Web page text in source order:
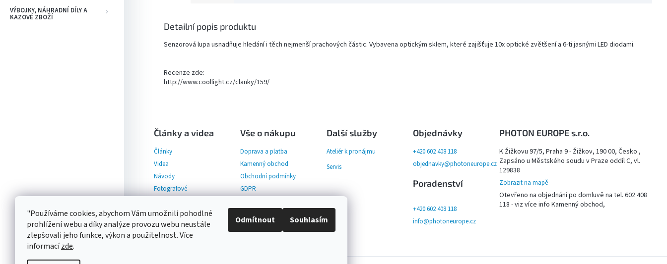
"Používáme cookies, abychom Vám umožnili pohodlné
prohlížení webu a díky analýze provozu webu neustále
zlepšovali jeho funkce, výkon a použitelnost. Více
informacízde.
Odmítnout Souhlasím
VÝBOJKY, NÁHRADNÍ DÍLY A
KAZOVÉ ZBOŽÍ
Detailní popis produktu
Senzorová lupa usnadňuje hledání i těch nejmenší prachových částic. Vybavena optickým sklem, které zajišťuje 10x optické zvětšení a 6-ti jasnými LED diodami.
Recenze zde:
http://www.coollight.cz/clanky/159/
Články a videa
Články
Videa
Návody
Fotografové
Vše o nákupu
Doprava a platba
Kamenný obchod
Obchodní podmínky
GDPR
Další služby
Ateliér k pronájmu
Servis
Objednávky
+420 602 408 118
objednavky@photoneurope.cz
Poradenství
+420 602 408 118
info@photoneurope.cz
PHOTON EUROPE s.r.o.
K Žižkovu 97/5, Praha 9 - Žižkov, 190 00, Česko ,
Zapsáno u Městského soudu v Praze oddíl C, vl.
129838
Zobrazit na mapě
Otevřeno na objednání po domluvě na tel. 602 408
118 - viz více info Kamenný obchod,